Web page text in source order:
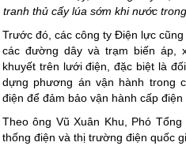
tranh thủ cấy lúa sớm khi nước
Trước đó, các công ty Điện lực
các đường dây và trạm biến áp,
khuyết trên lưới điện, đặc biệt là
dựng phương án vận hành trong
điện để đảm bảo vận hành cấp điện
Theo ông Vũ Xuân Khu, Phó
thống điện và thị trường điện quốc